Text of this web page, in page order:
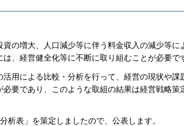
の増大、人口減少等に伴う料金収入の減少等に
、経営健全化等に不断に取り組むことが必要で
用による比較・分析を行って、経営の現状や課
要であり、このような取組の結果は経営戦略策
析表」を策定しましたので、公表します。